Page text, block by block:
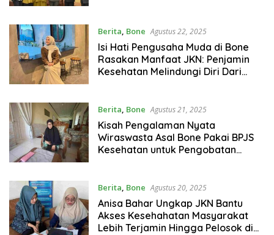
Berita Bone Agustus 22, 2025
Isi Hati Pengusaha Muda di Bone
Rasakan Manfaat JKN: Penjamin
Kesehatan Melindungi Diri Dari
Berita, Bone Agustus 21, 2025
Kisah Pengalaman Nyata
Wiraswasta Asal Bone Pakai BPJS
Kesehatan untuk Pengobatan
Berita, Bone Agustus 20, 2025
Anisa Bahar Ungkap JKN Bantu
Akses Kesehahatan Masyarakat
Lebih Terjamin Hingga Pelosok di